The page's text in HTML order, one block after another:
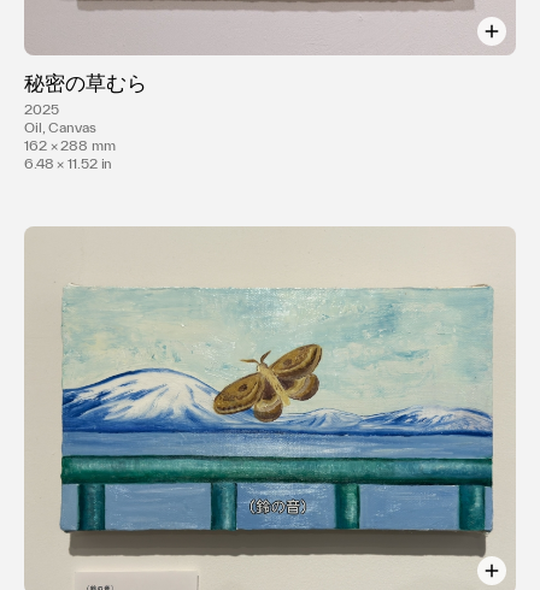
2025
Oil, Canvas
162 × 288 mm
6.48 × 11.52 in
秘密の草むら